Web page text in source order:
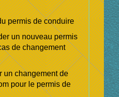
permis de conduire
un nouveau permis
de changement
un changement de
pour le permis de